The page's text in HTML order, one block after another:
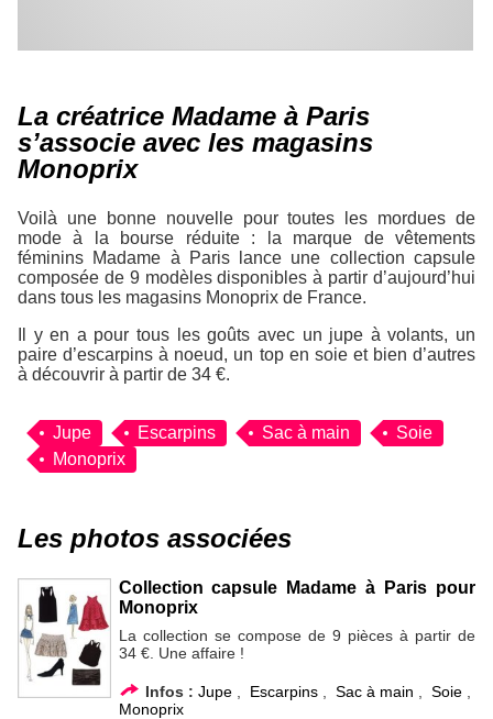
La créatrice Madame à Paris
s’associe avec les magasins
Monoprix
Voilà une bonne nouvelle pour toutes les mordues de
mode à la bourse réduite : la marque de vêtements
féminins Madame à Paris lance une collection capsule
composée de 9 modèles disponibles à partir d’aujourd’hui
dans tous les magasins Monoprix de France.
Il y en a pour tous les goûts avec un jupe à volants, un
paire d’escarpins à noeud, un top en soie et bien d’autres
à découvrir à partir de 34 €.
Jupe Escarpins Sac à main
Soie
Monoprix
Les photos associées
Collection capsule Madame à Paris pour
Monoprix
La collection se compose de 9 pièces à partir de
34 €. Une affaire !
Infos : Jupe, Escarpins, Sac à main Soie,
Monoprix